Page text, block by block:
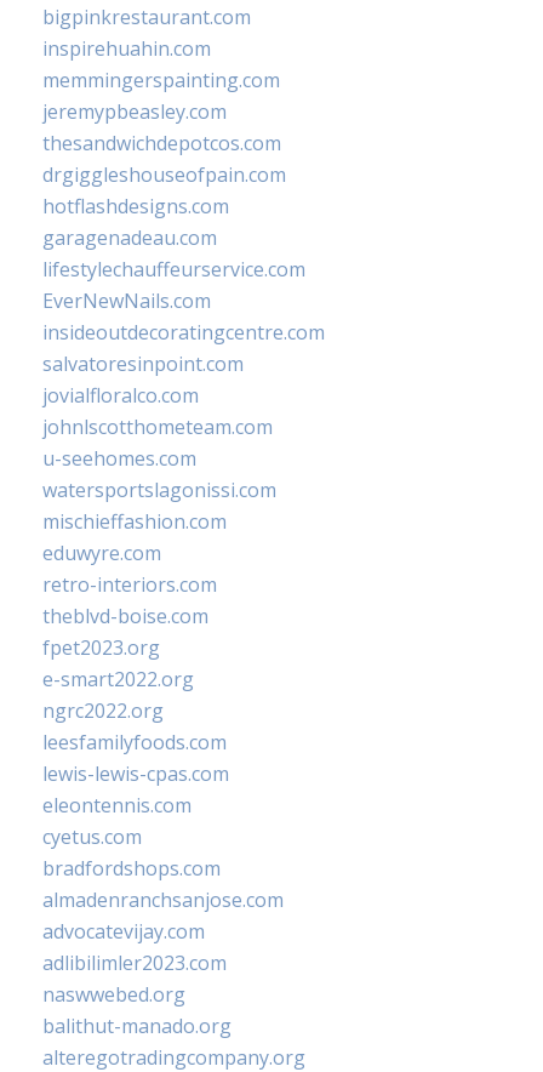
bigpinkrestaurant.com
inspirehuahin.com
memmingerspainting.com
jeremypbeasley.com
thesandwichdepotcos.com
drgiggleshouseofpain.com
hotflashdesigns.com
garagenadeau.com
lifestylechauffeurservice.com
EverNewNails.com
insideoutdecoratingcentre.com
salvatoresinpoint.com
jovialfloralco.com
johnlscotthometeam.com
u-seehomes.com
watersportslagonissi.com
mischieffashion.com
eduwyre.com
retro-interiors.com
theblvd-boise.com
fpet2023.org
e-smart2022.org
ngrc2022.org
leesfamilyfoods.com
lewis-lewis-cpas.com
eleontennis.com
cyetus.com
bradfordshops.com
almadenranchsanjose.com
advocatevijay.com
adlibilimler2023.com
naswwebed.org
balithut-manado.org
alteregotradingcompany.org